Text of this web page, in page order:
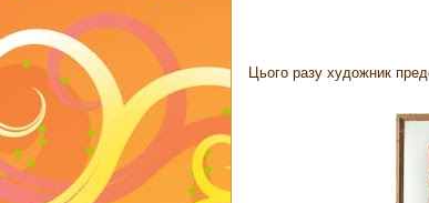
Цього разу художник